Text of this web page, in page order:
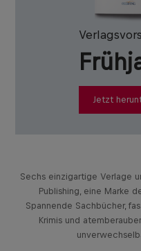
Jetzt
Sechs einzigartige Verlage
Publishing, eine Marke
Spannende Sachbücher,
Krimis und